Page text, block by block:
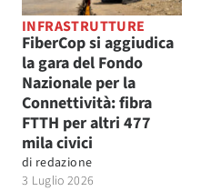
INFRASTRUTTURE
FiberCop si aggiudica
la gara del Fondo
Nazionale per la
Connettività: fibra
FTTH per altri 477
mila civici
di redazione
3 Luglio 2026